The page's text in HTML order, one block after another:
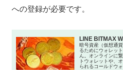
への登録が必要です。
LINE BITMAX
暗号資産（仮想通
るためにウォレッ
ん。オンラインに
トウォレットや、
られるコールドウ